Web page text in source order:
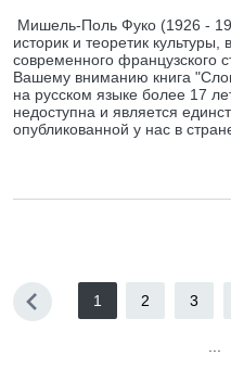
Мишель-Поль Фуко (1926 -
историк и теоретик
современного французского
Вашему вниманию книга
на русском языке более 17
недоступна и является
опубликованной у нас в
1 2 3